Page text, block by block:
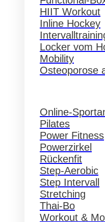
HIIT Workout
Inline Hockey
Locker vom
Mobility
Osteoporose
Online-
Pilates
Power Fitness
Powerzirkel
Rückenfit
Step-Aerobic
Step Intervall
Stretching
Thai-Bo
Workout &